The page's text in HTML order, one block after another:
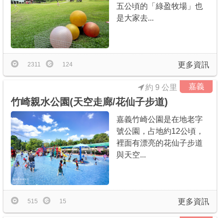
五公頃的「綠盈牧場」也
是大家去...
更多資訊
2311 124
嘉義
約 9 公里
竹崎親水公園(天空走廊/花仙子步道)
嘉義竹崎公園是在地老字
號公園，占地約12公頃，
裡面有漂亮的花仙子步道
與天空...
更多資訊
515 15